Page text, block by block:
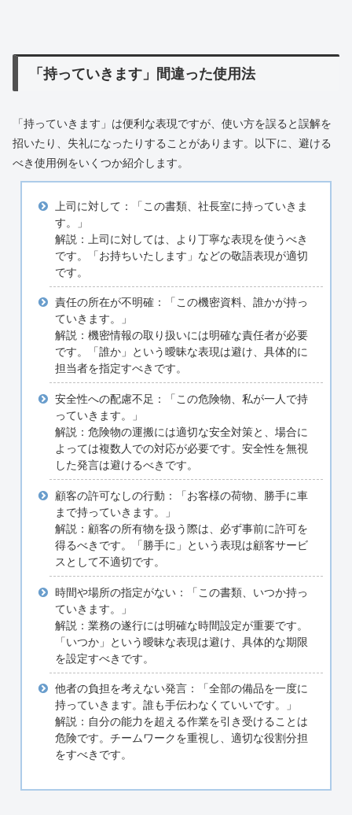
「持っていきます」間違った使用法
「持っていきます」は便利な表現ですが、使い方を誤ると誤解を
招いたり、失礼になったりすることがあります。以下に、避ける
べき使用例をいくつか紹介します。
上司に対して：「この書類、社長室に持っていきま
す。」
解説：上司に対しては、より丁寧な表現を使うべき
です。「お持ちいたします」などの敬語表現が適切
です。
責任の所在が不明確：「この機密資料、誰かが持っ
ていきます。」
解説：機密情報の取り扱いには明確な責任者が必要
です。「誰か」という曖昧な表現は避け、具体的に
担当者を指定すべきです。
安全性への配慮不足：「この危険物、私が一人で持
っていきます。」
解説：危険物の運搬には適切な安全対策と、場合に
よっては複数人での対応が必要です。安全性を無視
した発言は避けるべきです。
顧客の許可なしの行動：「お客様の荷物、勝手に車
まで持っていきます。」
解説：顧客の所有物を扱う際は、必ず事前に許可を
得るべきです。「勝手に」という表現は顧客サービ
スとして不適切です。
時間や場所の指定がない：「この書類、いつか持っ
ていきます。」
解説：業務の遂行には明確な時間設定が重要です。
「いつか」という曖昧な表現は避け、具体的な期限
を設定すべきです。
他者の負担を考えない発言：「全部の備品を一度に
持っていきます。誰も手伝わなくていいです。」
解説：自分の能力を超える作業を引き受けることは
危険です。チームワークを重視し、適切な役割分担
をすべきです。